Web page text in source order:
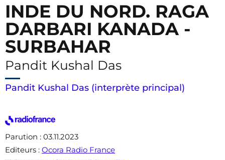
INDE DU NORD. RAGA
DARBARI KANADA -
SURBAHAR
Pandit Kushal Das
Pandit Kushal Das (interprète principal)
Parution : 03.11.2023
Editeurs : Ocora Radio France